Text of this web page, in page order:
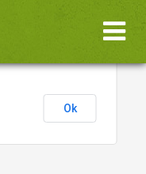
nicht richtig
Ok